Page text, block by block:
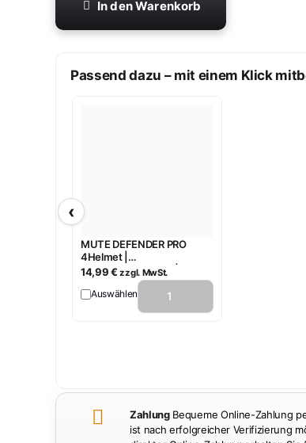
In den Warenkorb
Passend dazu – mit einem Klick
‹
MUTE DEFENDER PRO
4Helmet |
Kapselgehörschutz | SNR
28 dB | 9254 | Nitras
14,99€ zzgl. MwSt.
Auswählen
ZahlungBequeme Online-Zahlung
ist nach erfolgreicher Verifizierung